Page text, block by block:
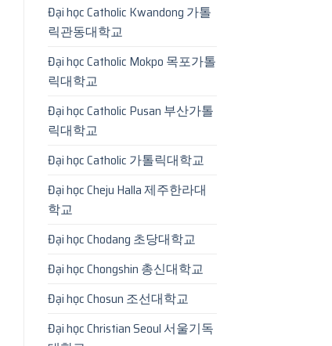
Đại học Catholic Kwandong 가톨
릭관동대학교
Đại học Catholic Mokpo 목포가톨
릭대학교
Đại học Catholic Pusan 부산가톨
릭대학교
Đại học Catholic 가톨릭대학교
Đại học Cheju Halla 제주한라대
학교
Đại học Chodang 초당대학교
Đại học Chongshin 총신대학교
Đại học Chosun 조선대학교
Đại học Christian Seoul 서울기독